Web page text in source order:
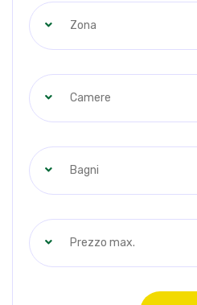
Zona
Camere
Bagni
Prezzo max.